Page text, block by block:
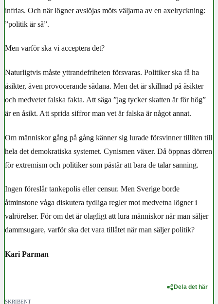
infrias. Och när lögner avslöjas möts väljarna av en axelryckning:
”politik är så”.
Men varför ska vi acceptera det?
Naturligtvis måste yttrandefriheten försvaras. Politiker ska få ha
åsikter, även provocerande sådana. Men det är skillnad på åsikter
och medvetet falska fakta. Att säga ”jag tycker skatten är för hög”
är en åsikt. Att sprida siffror man vet är falska är något annat.
Om människor gång på gång känner sig lurade försvinner tilliten till
hela det demokratiska systemet. Cynismen växer. Då öppnas dörren
för extremism och politiker som påstår att bara de talar sanning.
Ingen föreslår tankepolis eller censur. Men Sverige borde
åtminstone våga diskutera tydliga regler mot medvetna lögner i
valrörelser. För om det är olagligt att lura människor när man säljer
dammsugare, varför ska det vara tillåtet när man säljer politik?
Kari Parman
Dela det här
SKRIBENT